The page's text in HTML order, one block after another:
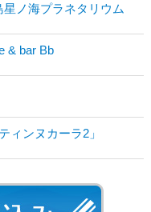
ノ海プラネタリウム
& bar Bb
ンヌカーラ2」